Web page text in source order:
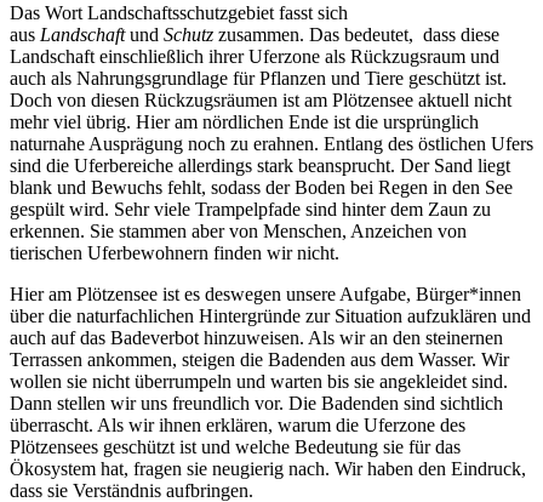
Das Wort Landschaftsschutzgebiet fasst sich
aus Landschaftund Schutz zusammen. Das bedeutet, dass diese
Landschaft einschließlich ihrer Uferzone als Rückzugsraum und
auch als Nahrungsgrundlage für Pflanzen und Tiere geschützt ist.
Doch von diesen Rückzugsräumen ist am Plötzensee aktuell nicht
mehr viel übrig. Hier am nördlichen Ende ist die ursprünglich
naturnahe Ausprägung noch zu erahnen. Entlang des östlichen Ufers
sind die Uferbereiche allerdings stark beansprucht. Der Sand liegt
blank und Bewuchs fehlt, sodass der Boden bei Regen in den See
gespült wird. Sehr viele Trampelpfade sind hinter dem Zaun zu
erkennen. Sie stammen aber von Menschen, Anzeichen von
tierischen Uferbewohnern finden wir nicht.
Hier am Plötzensee ist es deswegen unsere Aufgabe, Bürger*innen
über die naturfachlichen Hintergründe zur Situation aufzuklären und
auch auf das Badeverbot hinzuweisen. Als wir an den steinernen
Terrassen ankommen, steigen die Badenden aus dem Wasser. Wir
wollen sie nicht überrumpeln und warten bis sie angekleidet sind.
Dann stellen wir uns freundlich vor. Die Badenden sind sichtlich
überrascht. Als wir ihnen erklären, warum die Uferzone des
Plötzensees geschützt ist und welche Bedeutung sie für das
Ökosystem hat, fragen sie neugierig nach. Wir haben den Eindruck,
dass sie Verständnis aufbringen.